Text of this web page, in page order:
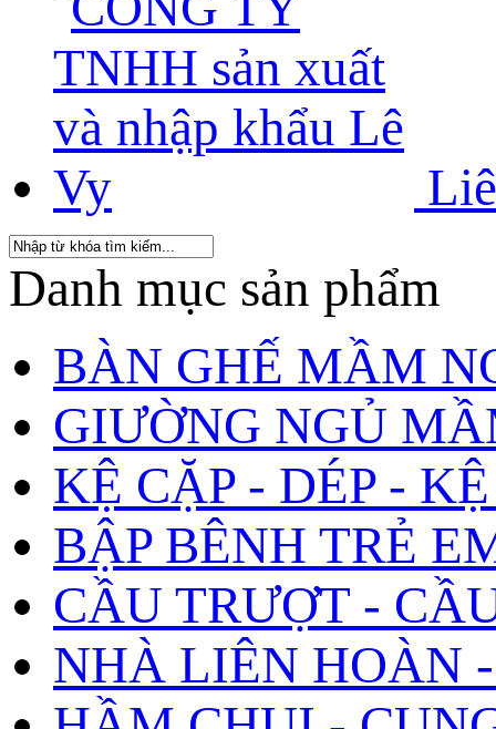
Danh mục sản phẩm
BÀN GHẾ MẦM
GIƯỜNG NGỦ
KỆ CẶP - DÉP -
BẬP BÊNH TRẺ
CẦU TRƯỢT -
NHÀ LIÊN HOÀN